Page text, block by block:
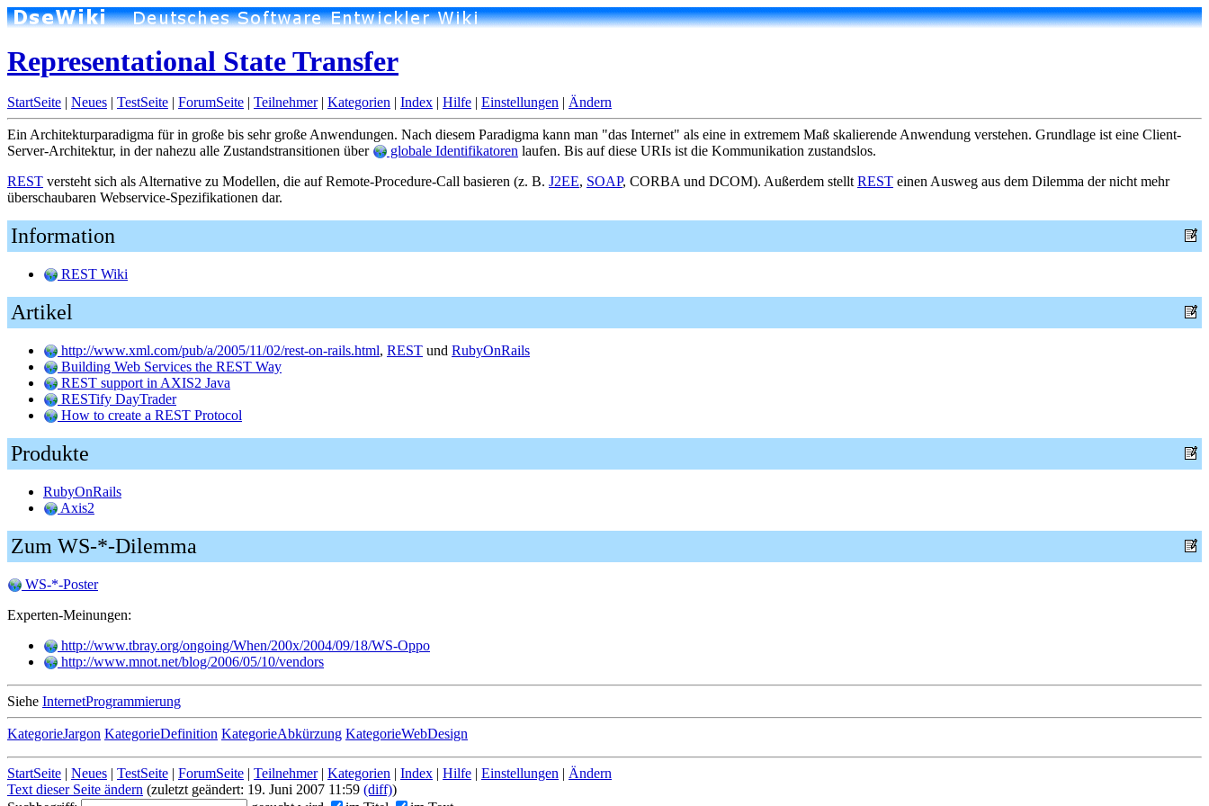
Representational State Transfer
StartSeite | Neues | TestSeite | ForumSeite | Teilnehmer| Kategorien | Index | Hilfe | Einstellungen | Ändern
Ein Architekturparadigma für in große bis sehr große Anwendungen. Nach diesem Paradigma kann man "das Internet" als eine in extremem Maß skalierende Anwendung verstehen. Grundlage ist eine Client-
Server-Architektur, in der nahezu alle Zustandstransitionen über
globale Identifikatoren laufen. Bis auf diese URIs ist die Kommunikation zustandslos.
REST versteht sich als Alternative zu Modellen, die auf Remote-Procedure-Call basieren (z. B. J2EE, SOAP, CORBA und DCOM). Außerdem stellt REST einen Ausweg aus dem Dilemma der nicht mehr
überschaubaren Webservice-Spezifikationen dar.
Information
REST Wiki
Artikel
http://www.xml.com/pub/a/2005/11/02/rest-on-rails.html, REST und RubyOnRails
Building Web Services the REST Way
REST support in AXIS2 Java
RESTify DayTrader
How to create a REST Protocol
Produkte
RubyOnRails
Axis2
Zum WS-*-Dilemma
WS-*-Poster
Experten-Meinungen:
http://www.tbray.org/ongoing/When/200x/2004/09/18/WS-Oppo
http://www.mnot.net/blog/2006/05/10/vendors
Siehe InternetProgrammierung
KategorieJargon KategorieDefinition KategorieAbkürzung KategorieWebDesign
StartSeite | Neues | TestSeite | ForumSeite | Teilnehmer| Kategorien | Index | Hilfe | Einstellungen | Ändern
Text dieser Seite ändern (zuletzt geändert: 19. Juni 2007 11:59 (diff))